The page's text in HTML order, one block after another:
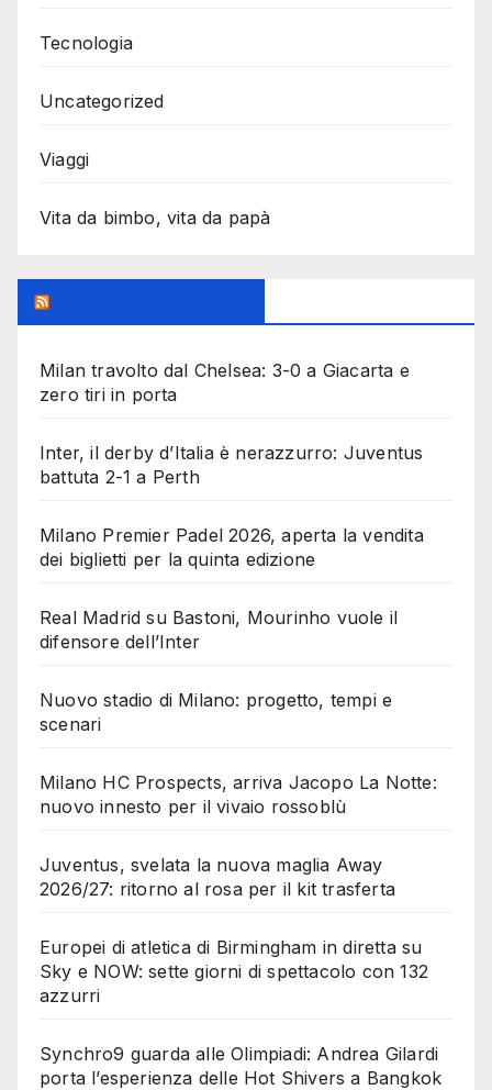
Tecnologia
Uncategorized
Viaggi
Vita da bimbo, vita da papà
Milan travolto dal Chelsea: 3-0 a Giacarta e
zero tiri in porta
Inter, il derby d’Italia è nerazzurro: Juventus
battuta 2-1 a Perth
Milano Premier Padel 2026, aperta la vendita
dei biglietti per la quinta edizione
Real Madrid su Bastoni, Mourinho vuole il
difensore dell’Inter
Nuovo stadio di Milano: progetto, tempi e
scenari
Milano HC Prospects, arriva Jacopo La Notte:
nuovo innesto per il vivaio rossoblù
Juventus, svelata la nuova maglia Away
2026/27: ritorno al rosa per il kit trasferta
Europei di atletica di Birmingham in diretta su
Sky e NOW: sette giorni di spettacolo con 132
azzurri
Synchro9 guarda alle Olimpiadi: Andrea Gilardi
porta l’esperienza delle Hot Shivers a Bangkok